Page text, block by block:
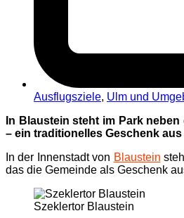
Ausflugsziele, Ulm und
In Blaustein steht im Park
– ein traditionelles Geschenk
In der Innenstadt von Blaustein
das die Gemeinde als Geschenk
Szeklertor Blaustein